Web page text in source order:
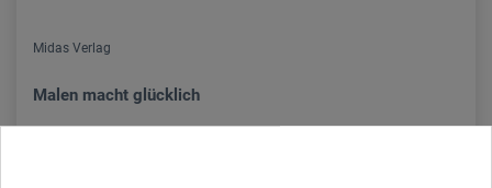
Midas Verlag
Malen macht glücklich